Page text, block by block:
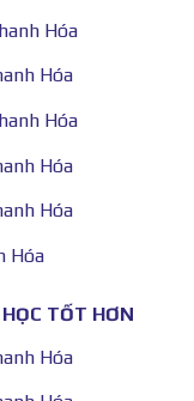
Hóa
Hóa
Hóa
Hóa
Hóa
Hóa
TỐT HƠN
Hóa